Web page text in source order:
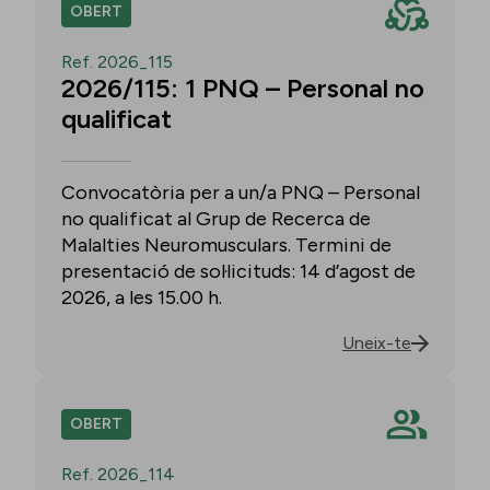
OBERT
Ref. 2026_115
2026/115: 1 PNQ – Personal no
qualificat
Convocatòria per a un/a PNQ – Personal
no qualificat al Grup de Recerca de
Malalties Neuromusculars. Termini de
presentació de sol·licituds: 14 d’agost de
2026, a les 15.00 h.
Uneix-te
OBERT
Ref. 2026_114